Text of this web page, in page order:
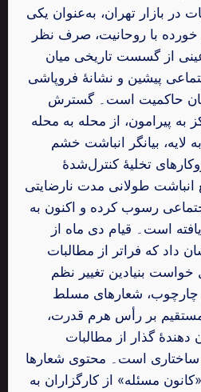
در بازار تهران، به‌عنوان یکی
خورده با روحانیت، صرف‌ نظر
عینی از گسست تاریخی میان
پیشین و نشانهٔ فروپاشی
حاکمیت است۔ گسترش
به پیرامون، از محله به محله
لایه، بیانگر انباشت خشم
تخلیهٔ کنترل‌شدهٔ
انباشت طولانی ‌مدت نارضایتی
رسوب کرده و اکنون به
است۔ قیام دی‌ ماه از
داد که فراتر از مطالبات
بنیادین تغییر نظم
شعارهای مسلط
مستقیم بر رأس هرم قدرت،
گذار از مطالبات
ساختاری است۔ محتوی شعارها
«کانون مسئله» از کارگزاران به